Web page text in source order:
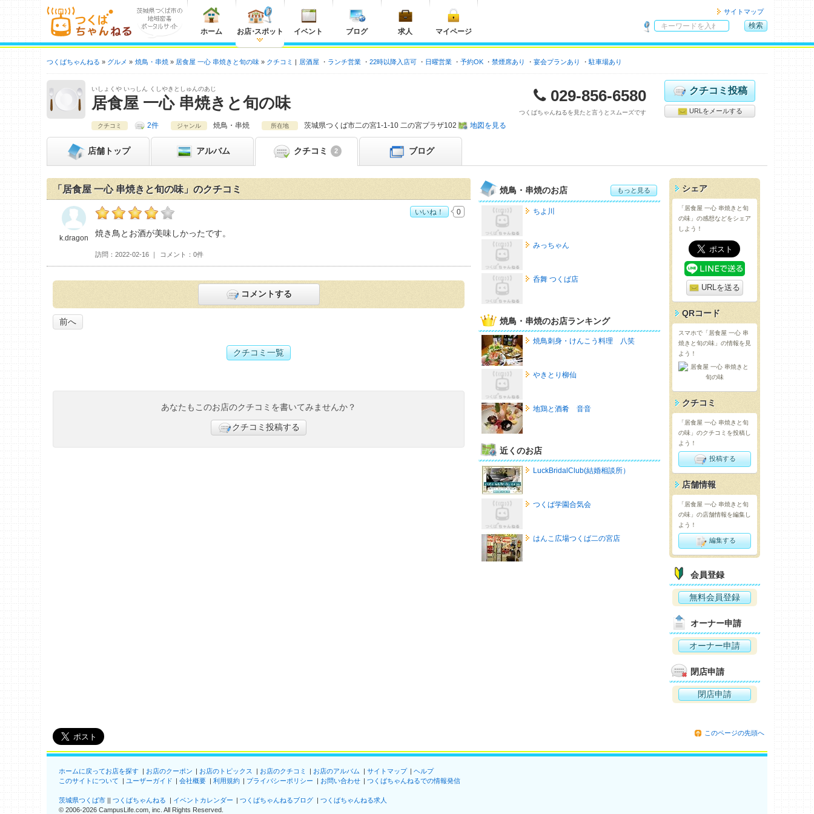
ホーム お店・スポット イベント ブログ 求人 マイページ
サイトマップ
内
索
検索
つくばちゃんねる グルメ 焼鳥・串焼 居食屋 一心 串焼きと旬の味 クチコミ 居酒屋 ランチ営業 22時以降入店可 日曜営業 予約OK 禁煙席あり 宴会プランあり 駐車場あり
いしょくや いっしん くしやきとしゅんのあじ
居食屋 一心 串焼きと旬の味 029-856-6580
つくばちゃんねるを見たと言うとスムーズです
クチコミ投稿
URLをメールする
クチコミ 2件 ジャンル 焼鳥・串焼 所在地 茨城県つくば市二の宮1-1-10 二の宮プラザ102 地図を見る
店舗 トップ アルバム クチコミ 2 ブログ
「居食屋 一心 串焼きと旬の味」のクチコミ
k.dragonの居食屋 一心 串焼きと旬の味おすすめ度：
焼き鳥とお酒が美味しかったです。
訪問 2022-02-16 コメント 0件
k.dragon
いいね！ 0
コメントする
前へ
クチコミ一覧
あなたもこのお店のクチコミを書いてみませんか？
クチコミ投稿する
焼鳥・串焼のお店 もっと見る
ちよ川
みっちゃん
呑舞 つくば店
焼鳥・串焼のお店ランキング
焼鳥刺身・けんこう料理 八笑
やきとり柳仙
地鶏と酒肴 音音
近くのお店
LuckBridalClub(結婚相談所）
つくば学園合気会
はんこ広場つくば二の宮店
シェア
「居食屋 一心 串焼きと旬
の味」の感想などをシェア
しよう！
URLを送る
QRコード
スマホで「居食屋 一心 串
焼きと旬の味」の情報を見
よう！
クチコミ
「居食屋 一心 串焼きと旬
の味」のクチコミを投稿し
よう！
投稿する
店舗情報
「居食屋 一心 串焼きと旬
の味」の店舗情報を編集し
よう！
編集する
会員登録
無料会員登録
オーナー申請
オーナー申請
閉店申請
閉店申請
このページの先頭へ
ホームに戻ってお店を探す お店のクーポン お店のトピックス お店のクチコミ お店のアルバム サイトマップ
ヘルプ
このサイトについて
ユーザーガイド 会社概要 利用規約 プライバシーポリシー お問い合わせ つくばちゃんねるでの情報発信
茨城県つくば市 つくばちゃんねる イベントカレンダー つくばちゃんねるブログ
つくばちゃんねる求人
© 2006-2026 CampusLife.com, inc. All Rights Reserved